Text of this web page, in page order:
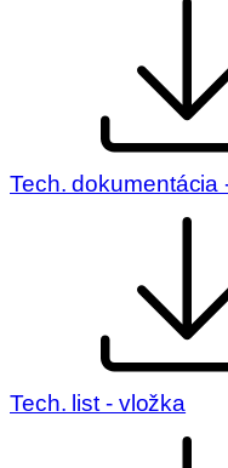
Tech. dokumentácia
Tech. list - vložka